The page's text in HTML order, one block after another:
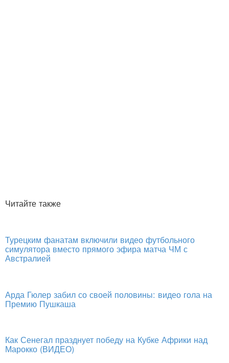
Читайте также
Турецким фанатам включили видео футбольного
симулятора вместо прямого эфира матча ЧМ с
Австралией
Арда Гюлер забил со своей половины: видео гола на
Премию Пушкаша
Как Сенегал празднует победу на Кубке Африки над
Марокко (ВИДЕО)